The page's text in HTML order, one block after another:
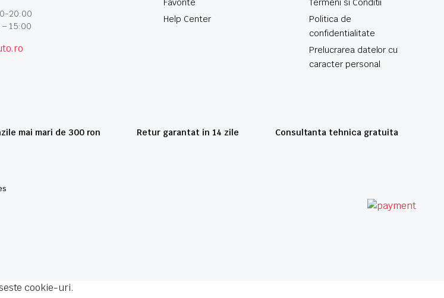
20:00
15:00
Favorite
Help Center
Termeni si Conditii
Politica de
confidentialitate
Prelucrarea datelor cu
caracter personal
mai mari de 300 ron Retur garantat in 14 zile Consultanta tehnica gratuita
cookie-uri.